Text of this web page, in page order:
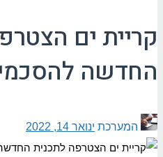
קריית ים
החדשה
המערכת ינואר 14, 2022